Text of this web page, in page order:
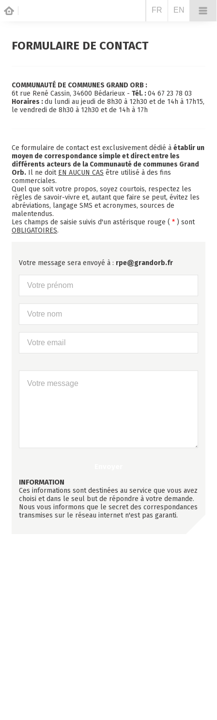
FORMULAIRE DE CONTACT
COMMUNAUTÉ DE COMMUNES GRAND ORB :
6t rue René Cassin, 34600 Bédarieux - Tél. :04 67 23 78 03
Horaires :du lundi au jeudi de 8h30 à 12h30 et de 14h à 17h15,
le vendredi de 8h30 à 12h30 et de 14h à 17h
Ce formulaire de contact est exclusivement dédié à établir un
moyen de correspondance simple et direct entre les
différents acteurs de la Communauté de communes Grand
Orb. Il ne doit EN AUCUN CAS être utilisé à des fins
commerciales.
Quel que soit votre propos, soyez courtois, respectez les
règles de savoir-vivre et, autant que faire se peut, évitez les
abréviations, langage SMS et acronymes, sources de
malentendus.
Les champs de saisie suivis d'un astérisque rouge ( * ) sont
OBLIGATOIRES.
Votre message sera envoyé à : rpe grandorb.fr
INFORMATION
Ces informations sont destinées au service que vous avez
choisi et dans le seul but de répondre à votre demande.
Nous vous informons que le secret des correspondances
transmises sur le réseau internet n'est pas garanti.
FR EN